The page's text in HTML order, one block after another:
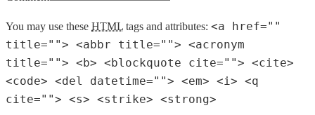
You may use these HTML tags and attributes: <a href=""
title=""> <abbr title=""> <acronym
title=""> <b> <blockquote cite=""> <cite>
<code> <del datetime=""> <em> <i> <q
cite=""> <s> <strike> <strong>